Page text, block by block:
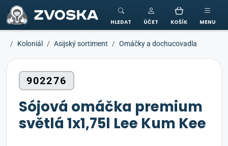
ZVOSKA
HLEDAT ÚČET KOŠÍK MENU
Koloniál Asijský sortiment Omáčky a dochucovadla
902276
Sójová omáčka premium
světlá 1x1,75l Lee Kum Kee